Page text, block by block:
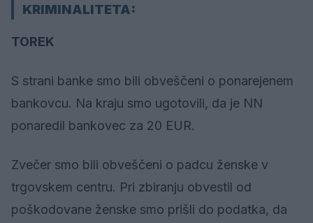
KRIMINALITETA:
TOREK
S strani banke smo bili obveščeni o ponarejenem
bankovcu. Na kraju smo ugotovili, da je NN
ponaredil bankovec za 20 EUR.
Zvečer smo bili obveščeni o padcu ženske v
trgovskem centru. Pri zbiranju obvestil od
poškodovane ženske smo prišli do podatka, da